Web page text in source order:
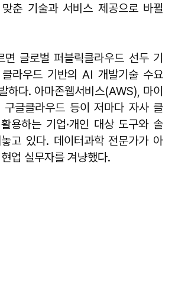
춘 기술과 서비스 제공으로 바뀔
글로벌 퍼블릭클라우드 선두 기
라우드 기반의 AI 개발기술 수요
하다. 아마존웹서비스(AWS), 마이
글클라우드 등이 저마다 자사 클
용하는 기업·개인 대상 도구와 솔
고 있다. 데이터과학 전문가가 아
업 실무자를 겨냥했다.